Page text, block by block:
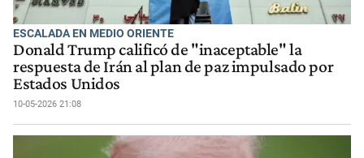
ESCALADA EN MEDIO ORIENTE
Donald Trump calificó de "inaceptable" la
respuesta de Irán al plan de paz impulsado por
Estados Unidos
10-05-2026 21:08